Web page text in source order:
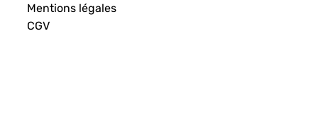
Mentions légales
CGV